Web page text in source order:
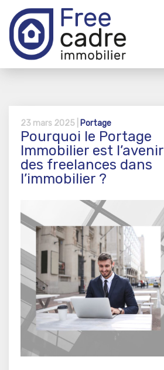
23 mars 2025 | Portage
Pourquoi le Portage
Immobilier est l’avenir
des freelances dans
l’immobilier ?